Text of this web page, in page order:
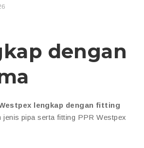
dengan
lengkap dengan fitting
jenis pipa serta fitting PPR Westpex